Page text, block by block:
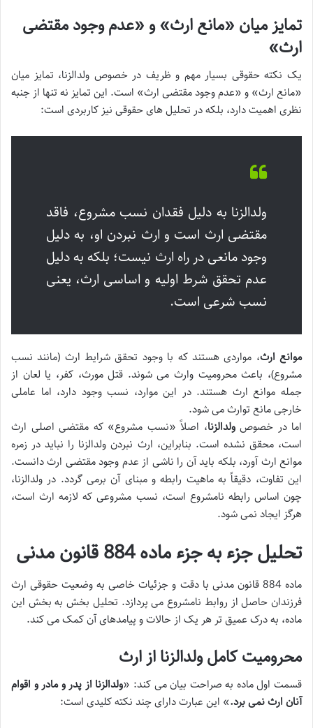
تمایز میان «مانع ارث» و «عدم وجود مقتضی
ارث»
یک نکته حقوقی بسیار مهم و ظریف در خصوص ولدالزنا، تمایز میان
«مانع ارث» و «عدم وجود مقتضی ارث» است. این تمایز نه تنها از جنبه
نظری اهمیت دارد، بلکه در تحلیل های حقوقی نیز کاربردی است:
ولدالزنا به دلیل فقدان نسب مشروع، فاقد
مقتضی ارث است و ارث نبردن او، به دلیل
وجود مانعی در راه ارث نیست؛ بلکه به دلیل
عدم تحقق شرط اولیه و اساسی ارث، یعنی
نسب شرعی است.
موانع ارث، مواردی هستند که با وجود تحقق شرایط ارث (مانند نسب
مشروع)، باعث محرومیت وارث می شوند. قتل مورث، کفر، یا لعان از
جمله موانع ارث هستند. در این موارد، نسب وجود دارد، اما عاملی
خارجی مانع توارث می شود.
اما در خصوصولدالزنا، اصلاً «نسب مشروع» که مقتضی اصلی ارث
است، محقق نشده است. بنابراین، ارث نبردن ولدالزنا را نباید در زمره
موانع ارث آورد، بلکه باید آن را ناشی از عدم وجود مقتضی ارث دانست.
این تفاوت، دقیقاً به ماهیت رابطه و مبنای آن برمی گردد. در ولدالزنا،
چون اساس رابطه نامشروع است، نسب مشروعی که لازمه ارث است،
هرگز ایجاد نمی شود.
تحلیل جزء به جزء ماده 884 قانون مدنی
ماده 884 قانون مدنی با دقت و جزئیات خاصی به وضعیت حقوقی ارث
فرزندان حاصل از روابط نامشروع می پردازد. تحلیل بخش به بخش این
ماده، به درک عمیق تر هر یک از حالات و پیامدهای آن کمک می کند.
محرومیت کامل ولدالزنا از ارث
قسمت اول ماده به صراحت بیان می کند: «ولدالزنا از پدر و مادر و اقوام
آنان ارث نمی برد.» این عبارت دارای چند نکته کلیدی است: